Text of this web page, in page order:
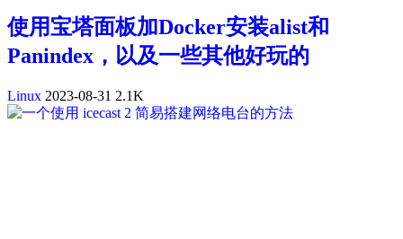
使用宝塔面板加Docker安装alist和
Panindex，以及一些其他好玩的
Linux 2023-08-31 2.1K